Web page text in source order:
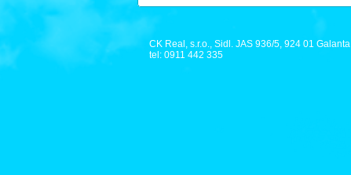
CK Real, s.r.o., Sidl. JAS 936/5, 924 01 Galanta
tel: 0911 442 335